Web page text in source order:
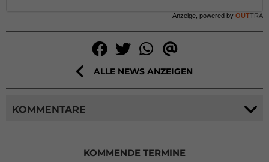
Anzeige, powered by OUTTRA
ALLE NEWS ANZEIGEN
KOMMENTARE
KOMMENDE TERMINE